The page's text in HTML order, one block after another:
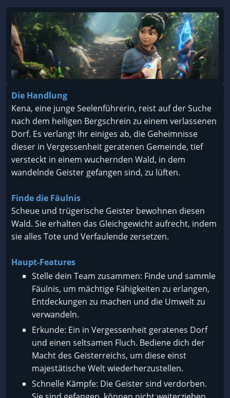
Die Handlung
Kena, eine junge Seelenführerin, reist auf der Suche
nach dem heiligen Bergschrein zu einem verlassenen
Dorf. Es verlangt ihr einiges ab, die Geheimnisse
dieser in Vergessenheit geratenen Gemeinde, tief
versteckt in einem wuchernden Wald, in dem
wandelnde Geister gefangen sind, zu lüften.
Finde die Fäulnis
Scheue und trügerische Geister bewohnen diesen
Wald. Sie erhalten das Gleichgewicht aufrecht, indem
sie alles Tote und Verfaulende zersetzen.
Haupt-Features
Stelle dein Team zusammen: Finde und sammle
Fäulnis, um mächtige Fähigkeiten zu erlangen,
Entdeckungen zu machen und die Umwelt zu
verwandeln.
Erkunde: Ein in Vergessenheit geratenes Dorf
und einen seltsamen Fluch. Bediene dich der
Macht des Geisterreichs, um diese einst
majestätische Welt wiederherzustellen.
Schnelle Kämpfe: Die Geister sind verdorben.